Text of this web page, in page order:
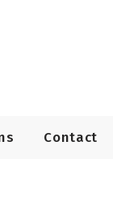
Contact